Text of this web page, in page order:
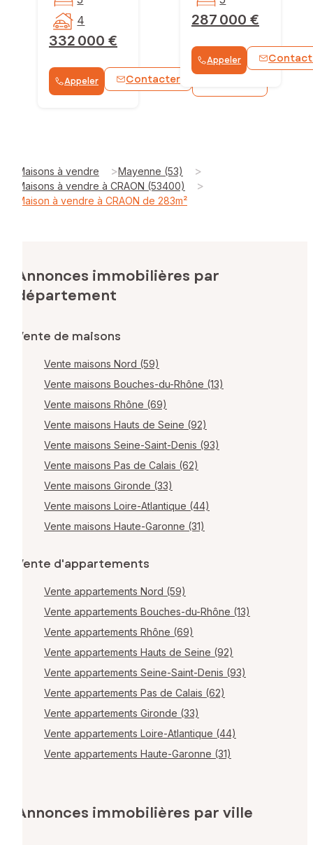
332 000 €
4
Appeler Contacter
287 000 €
Appeler
Maisons à vendre >Mayenne (53) >
Maisons à vendre à CRAON (53400) >
Maison à vendre à CRAON de 283m²
Annonces immobilières par
département
Vente de maisons
Vente maisons Nord (59)
Vente maisons Bouches-du-Rhône (13)
Vente maisons Rhône (69)
Vente maisons Hauts de Seine (92)
Vente maisons Seine-Saint-Denis (93)
Vente maisons Pas de Calais (62)
Vente maisons Gironde (33)
Vente maisons Loire-Atlantique (44)
Vente maisons Haute-Garonne (31)
Vente d'appartements
Vente appartements Nord (59)
Vente appartements Bouches-du-Rhône (13)
Vente appartements Rhône (69)
Vente appartements Hauts de Seine (92)
Vente appartements Seine-Saint-Denis (93)
Vente appartements Pas de Calais (62)
Vente appartements Gironde (33)
Vente appartements Loire-Atlantique (44)
Vente appartements Haute-Garonne (31)
Annonces immobilières par ville